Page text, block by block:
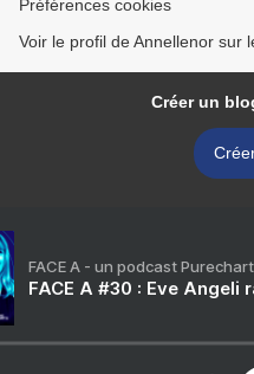
Préférences cookies
Voir le profil de Annellenor sur
Créer un
FACE A - un podcast
FACE A #30 : Eve